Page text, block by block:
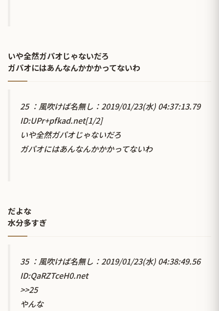
いや全然ガパオじゃないだろ
ガパオにはあんなんかかかってないわ
25 ：風吹けば名無し：2019/01/23(水) 04:37:13.79
ID:UPr+pfkad.net[1/2]
いや全然ガパオじゃないだろ
ガパオにはあんなんかかかってないわ
だよな
水分多すぎ
35 ：風吹けば名無し：2019/01/23(水) 04:38:49.56
ID:QaRZTceH0.net
>>25
やんな